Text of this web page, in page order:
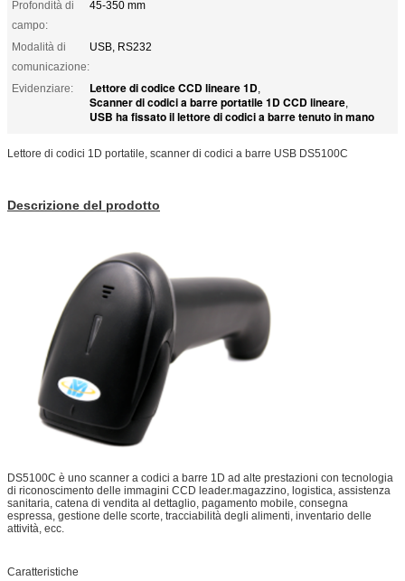
Profondità di
campo:
45-350 mm
Modalità di
comunicazione:
USB, RS232
Evidenziare: Lettore di codice CCD lineare 1D,
Scanner di codici a barre portatile 1D CCD lineare,
USB ha fissato il lettore di codici a barre tenuto in mano
Lettore di codici 1D portatile, scanner di codici a barre USB DS5100C
Descrizione del prodotto
DS5100C è uno scanner a codici a barre 1D ad alte prestazioni con tecnologia
di riconoscimento delle immagini CCD leader.magazzino, logistica, assistenza
sanitaria, catena di vendita al dettaglio, pagamento mobile, consegna
espressa, gestione delle scorte, tracciabilità degli alimenti, inventario delle
attività, ecc.
Caratteristiche